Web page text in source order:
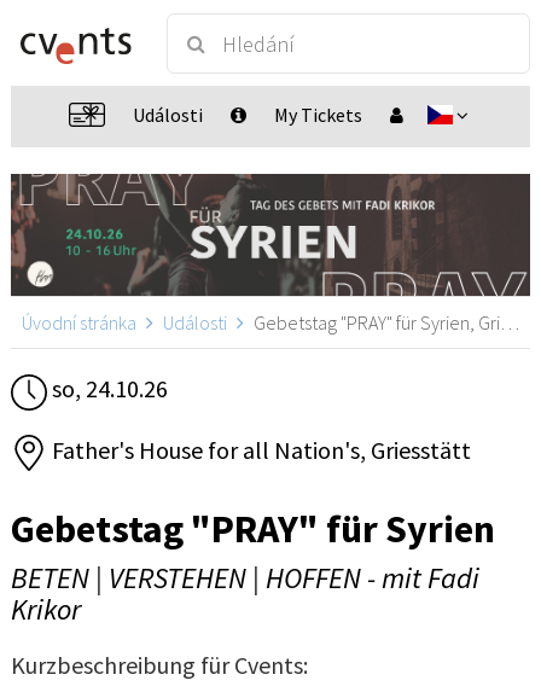
Události My Tickets
Úvodní stránka Události Gebetstag "PRAY" für Syrien, Griesstätt
so, 24.10.26
Father's House for all Nation's, Griesstätt
Gebetstag "PRAY" für Syrien
BETEN | VERSTEHEN | HOFFEN - mit Fadi
Krikor
Kurzbeschreibung für Cvents: